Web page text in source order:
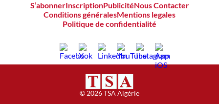
S’abonnerInscriptionPublicitéNous Contacter
Conditions généralesMentions legales
Politique de confidentialité
© 2026 TSA Algérie